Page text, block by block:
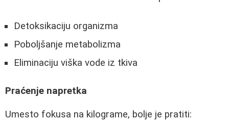
Detoksikaciju organizma
Poboljšanje metabolizma
Eliminaciju viška vode iz tkiva
Praćenje napretka
Umesto fokusa na kilograme, bolje je pratiti: